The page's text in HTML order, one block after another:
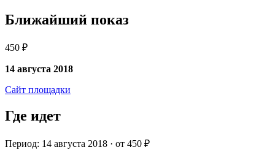
Ближайший показ
450 ₽
14 августа 2018
Сайт площадки
Где идет
Период: 14 августа 2018 · от 450 ₽